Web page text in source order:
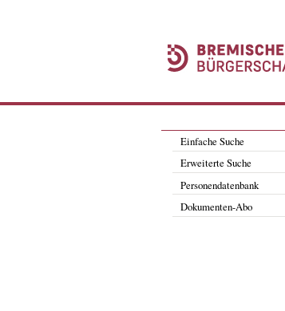
Einfache Suche
Erweiterte Suche
Personendatenbank
Dokumenten-Abo